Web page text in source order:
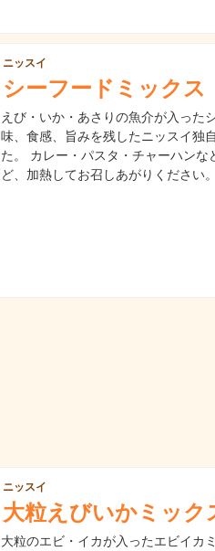
ニッスイ
シーフードミックス
えび・いか・あさりの魚介が入った
味、食感、旨みを残したニッスイ独
た。 カレー・パスタ・チャーハン
ど、加熱してお召しあがりください。
ニッスイ
大粒えびいかミック
大粒のエビ・イカが入ったエビイカ